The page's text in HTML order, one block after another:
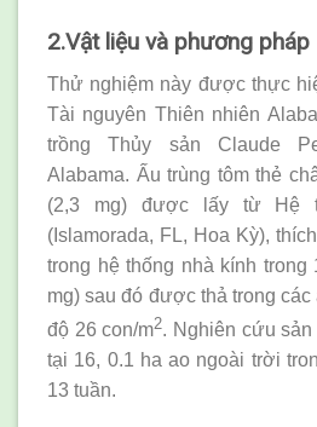
2.Vật liệu và phương pháp
Thử nghiệm này được thực
Tài nguyên Thiên nhiên
trồng Thủy sản Claude
Alabama. Ấu trùng tôm thẻ
(2,3 mg) được lấy từ Hệ
(Islamorada, FL, Hoa Kỳ),
trong hệ thống nhà kính trong
mg) sau đó được thả trong
độ 26 con/m2. Nghiên cứu
tại 16, 0.1 ha ao ngoài trời
13 tuần.